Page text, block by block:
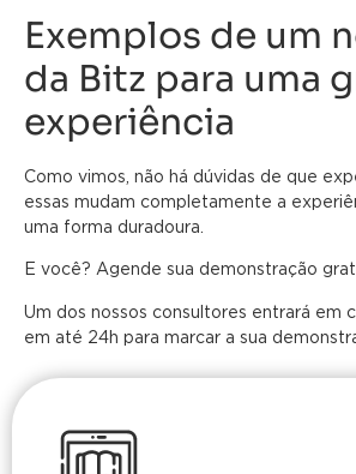
Exemplos de um
da Bitz para uma
experiência
Como vimos, não há dúvidas de que
essas mudam completamente a
uma forma duradoura.
E você? Agende sua demonstração
Um dos nossos consultores entrará em
em até 24h para marcar a sua